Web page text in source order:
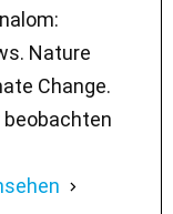
Nature
Change.
beobachten